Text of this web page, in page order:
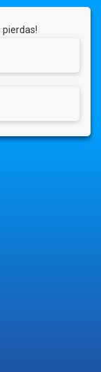
pierdas!